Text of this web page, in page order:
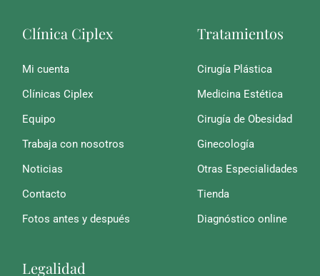
Clínica Ciplex
Mi cuenta
Clínicas Ciplex
Equipo
Trabaja con nosotros
Noticias
Contacto
Fotos antes y después
Tratamientos
Cirugía Plástica
Medicina Estética
Cirugía de Obesidad
Ginecología
Otras Especialidades
Tienda
Diagnóstico online
Legalidad